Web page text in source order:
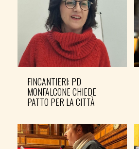
FINCANTIERI: PD
MONFALCONE CHIEDE
PATTO PER LA CITTÀ